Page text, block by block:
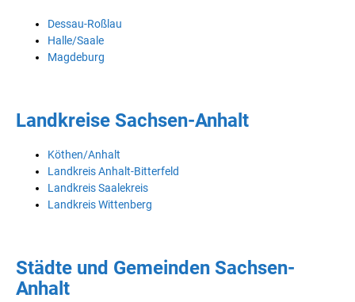
Dessau-Roßlau
Halle/Saale
Magdeburg
Landkreise Sachsen-Anhalt
Köthen/Anhalt
Landkreis Anhalt-Bitterfeld
Landkreis Saalekreis
Landkreis Wittenberg
Städte und Gemeinden Sachsen-
Anhalt